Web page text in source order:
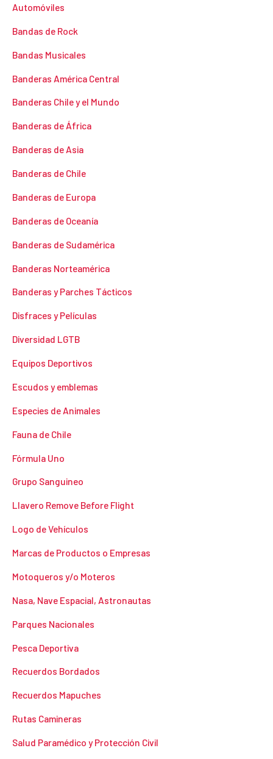
Automóviles
Bandas de Rock
Bandas Musicales
Banderas América Central
Banderas Chile y el Mundo
Banderas de África
Banderas de Asia
Banderas de Chile
Banderas de Europa
Banderas de Oceanía
Banderas de Sudamérica
Banderas Norteamérica
Banderas y Parches Tácticos
Disfraces y Películas
Diversidad LGTB
Equipos Deportivos
Escudos y emblemas
Especies de Animales
Fauna de Chile
Fórmula Uno
Grupo Sanguineo
Llavero Remove Before Flight
Logo de Vehículos
Marcas de Productos o Empresas
Motoqueros y/o Moteros
Nasa, Nave Espacial, Astronautas
Parques Nacionales
Pesca Deportiva
Recuerdos Bordados
Recuerdos Mapuches
Rutas Camineras
Salud Paramédico y Protección Civil